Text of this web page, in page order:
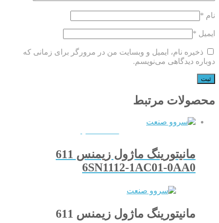
نام *
ایمیل *
ذخیره نام، ایمیل و وبسایت من در مرورگر برای زمانی که
دوباره دیدگاهی می‌نویسم.
محصولات مرتبط
مانیتورینگ ماژول زیمنس 611
6SN1112-1AC01-0AA0
مانیتورینگ ماژول زیمنس 611